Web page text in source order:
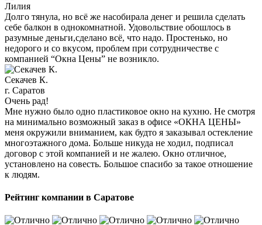
Лилия
Долго тянула, но всё же насобирала денег и решила сделать
себе балкон в однокомнатной. Удовольствие обошлось в
разумные деньги,сделано всё, что надо. Простенько, но
недорого и со вкусом, проблем при сотрудничестве с
компанией “Окна Цены” не возникло.
Секачев К.
г. Саратов
Очень рад!
Мне нужно было одно пластиковое окно на кухню. Не смотря
на минимально возможный заказ в офисе «ОКНА ЦЕНЫ»
меня окружили вниманием, как будто я заказывал остекление
многоэтажного дома. Больше никуда не ходил, подписал
договор с этой компанией и не жалею. Окно отличное,
установлено на совесть. Большое спасибо за такое отношение
к людям.
Рейтинг компании в Саратове